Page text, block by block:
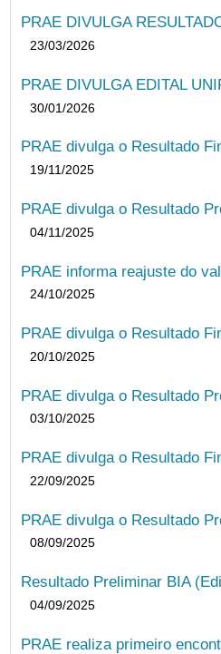
PRAE DIVULGA
23/03/2026
PRAE DIVULGA EDITAL
30/01/2026
PRAE divulga o Resultado
19/11/2025
PRAE divulga o Resultado
04/11/2025
PRAE informa reajuste do
24/10/2025
PRAE divulga o Resultado
20/10/2025
PRAE divulga o Resultado
03/10/2025
PRAE divulga o Resultado
22/09/2025
PRAE divulga o Resultado
08/09/2025
Resultado Preliminar BIA
04/09/2025
PRAE realiza primeiro